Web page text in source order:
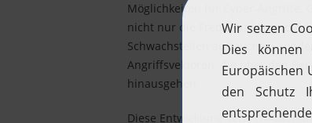
Möglichkeiten für Cyber-Angriffe.
nicht nur die Frequenz
Schwachstellen auftauchen,
Angriffsvektoren, die über den
hinausgehen.
Diese Entwicklung setzt IT-